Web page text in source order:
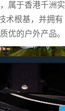
属于香港千洲实
术根基，并拥有
优的户外产品。